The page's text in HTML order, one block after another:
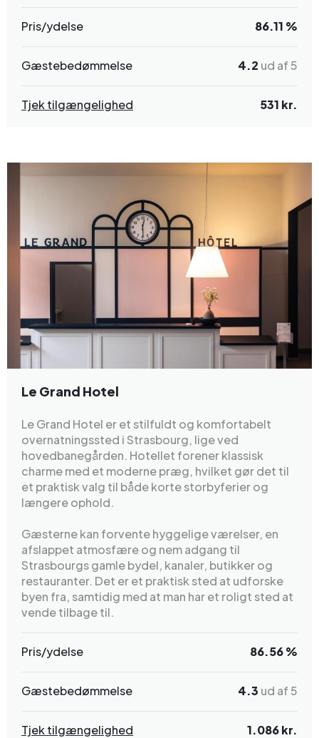
Pris/ydelse 86.11 %
Gæstebedømmelse 4.2 ud af 5
Tjek tilgængelighed 531 kr.
Le Grand Hotel
Le Grand Hotel er et stilfuldt og komfortabelt
overnatningssted i Strasbourg, lige ved
hovedbanegården. Hotellet forener klassisk
charme med et moderne præg, hvilket gør det til
et praktisk valg til både korte storbyferier og
længere ophold.
Gæsterne kan forvente hyggelige værelser, en
afslappet atmosfære og nem adgang til
Strasbourgs gamle bydel, kanaler, butikker og
restauranter. Det er et praktisk sted at udforske
byen fra, samtidig med at man har et roligt sted at
vende tilbage til.
Pris/ydelse 86.56 %
Gæstebedømmelse 4.3 ud af 5
Tjek tilgængelighed 1.086 kr.